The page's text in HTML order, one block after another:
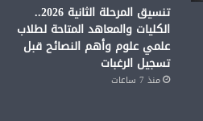
تنسيق المرحلة الثانية 2026..
الكليات والمعاهد المتاحة لطلاب
علمي علوم وأهم النصائح قبل
تسجيل الرغبات
منذ 7 ساعات